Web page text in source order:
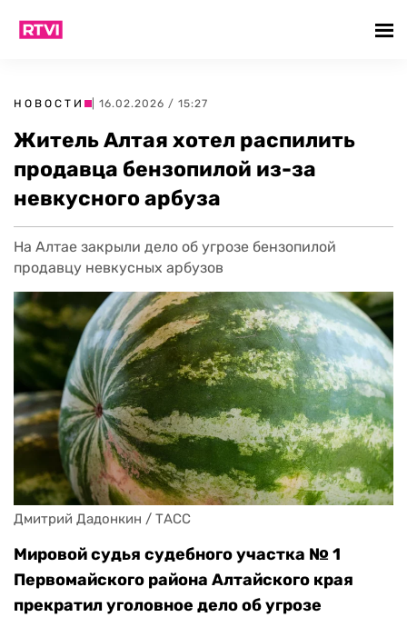
НОВОСТИ | 16.02.2026 / 15:27
Житель Алтая хотел распилить
продавца бензопилой из-за
невкусного арбуза
На Алтае закрыли дело об угрозе бензопилой
продавцу невкусных арбузов
Дмитрий Дадонкин / ТАСС
Мировой судья судебного участка № 1
Первомайского района Алтайского края
прекратил уголовное дело об угрозе